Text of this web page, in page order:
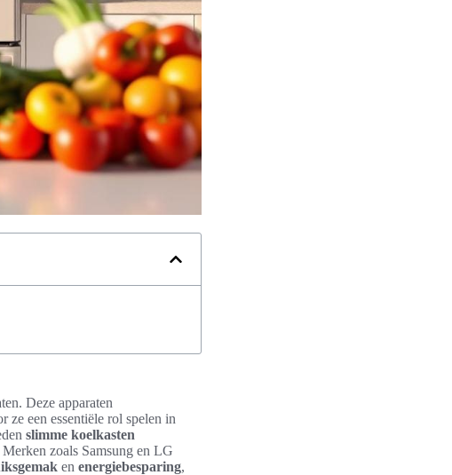
Deze apparaten
ze een essentiële rol spelen in
slimme koelkasten
zoals Samsung en LG
en energiebesparing,